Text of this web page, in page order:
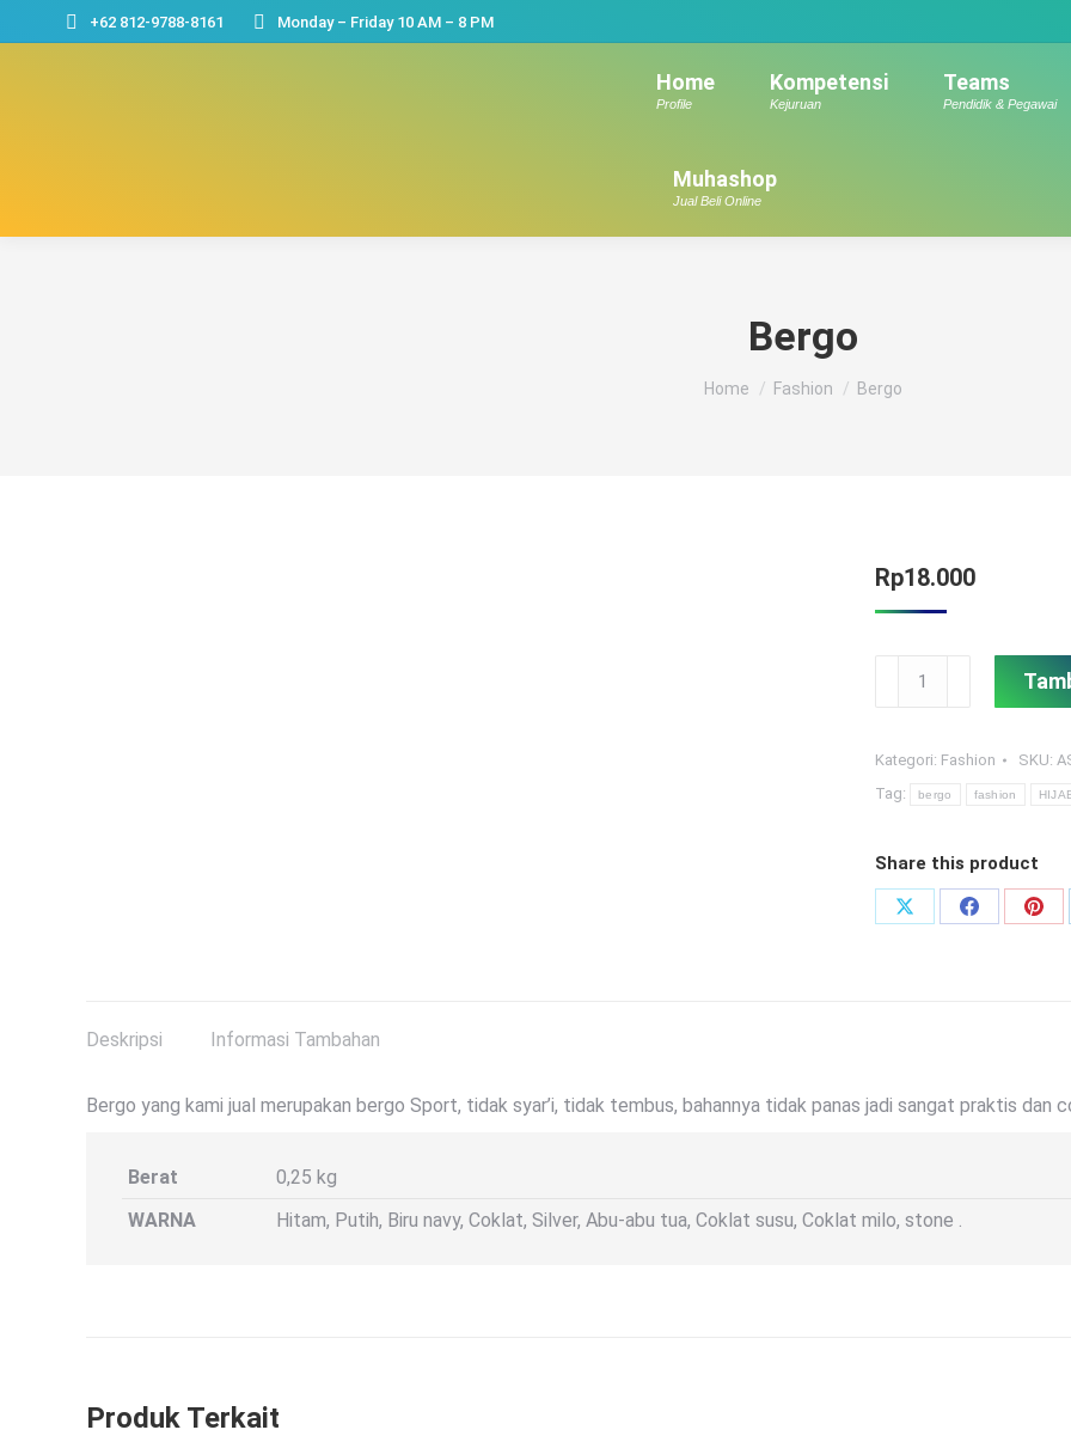
+62 812-9788-8161 Monday – Friday 10 AM – 8 PM
Home
Profile
Kompetensi
Kejuruan
Teams
Pendidik & Pegawai
Muhashop
Jual Beli Online
Bergo
You are here:
Home Fashion Bergo
Rp18.000
Kuantitas
Kategori: Fashion SKU:
Tag:
bergo fashion
Share this product
Share
Share
Deskripsi Informasi Tambahan
Bergo yang kami jual merupakan bergo Sport, tidak syar’i, tidak tembus, bahannya tidak panas jadi sangat praktis
Berat
0,25 kg
WARNA
Hitam, Putih, Biru navy, Coklat, Silver, Abu-abu tua, Coklat susu, Coklat milo, stone .
Produk Terkait